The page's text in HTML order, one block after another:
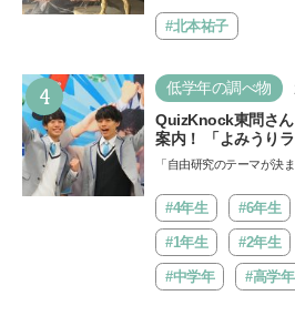
催…#北本祐子
4 低学年の調べ物
QuizKnock東問さ
案内！ 「よみうり
究が進む期間限定イ
「自由研究のテーマが決
バ!!…
#4年生 #6年生
#1年生 #2年生
#中学年 #高学年